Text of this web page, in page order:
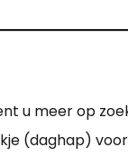
u meer op
(daghap)